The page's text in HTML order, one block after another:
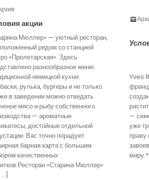
акции
Мюллер» — уютный ресторан,
рядом со станцией
«Пролетарская». Здесь
разнообразное меню
немецкой кухни:
рулька, бургеры и не только.
в заведении можно отведать
мясо и рыбу собственного
— ароматные
достойные отдельной
Вас точно порадует
барная карта с большим
качественных
«Старина Мюллер»
Yves
—
уже
праву